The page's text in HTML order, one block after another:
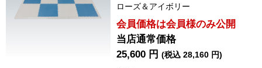
ローズ＆アイボリー
会員価格は会員様のみ公開
当店通常価格
25,600 円(税込 28,160 円)